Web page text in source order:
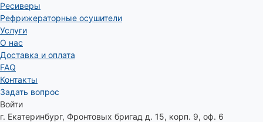
Ресиверы
Рефрижераторные осушители
Услуги
О нас
Доставка и оплата
FAQ
Контакты
Задать вопрос
Войти
г. Екатеринбург, Фронтовых бригад д. 15, корп. 9, оф. 6